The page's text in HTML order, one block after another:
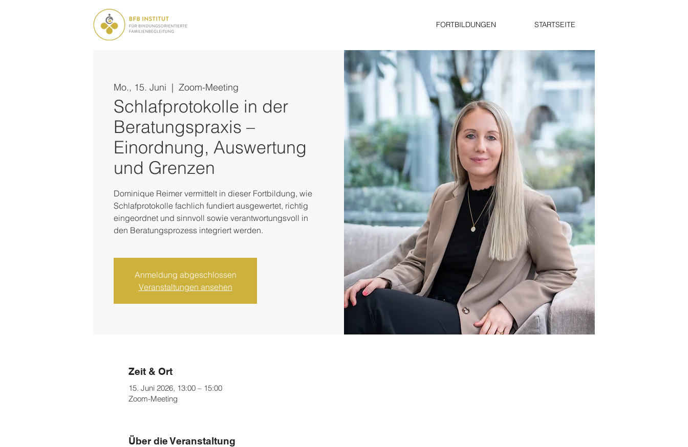
FORTBILDUNGEN STARTSEITE
Mo., 15. Juni
  |
Zoom-Meeting
Schlafprotokolle in der
Beratungspraxis –
Einordnung, Auswertung
und Grenzen
Dominique Reimer vermittelt in dieser Fortbildung, wie
Schlafprotokolle fachlich fundiert ausgewertet, richtig
eingeordnet und sinnvoll sowie verantwortungsvoll in
den Beratungsprozess integriert werden.
Anmeldung abgeschlossen
Veranstaltungen ansehen
Zeit & Ort
15. Juni 2026, 13:00 – 15:00
Zoom-Meeting
Über die Veranstaltung